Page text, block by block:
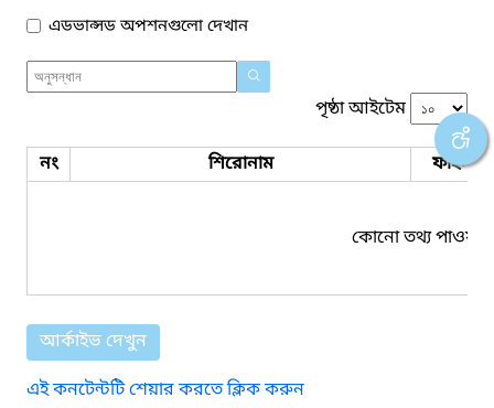
এডভান্সড অপশনগুলো দেখান
পৃষ্ঠা আইটেম
নং শিরোনাম ফাইল
কোনো তথ্য পাওয়া
আর্কাইভ দেখুন
এই কনটেন্টটি শেয়ার করতে ক্লিক করুন